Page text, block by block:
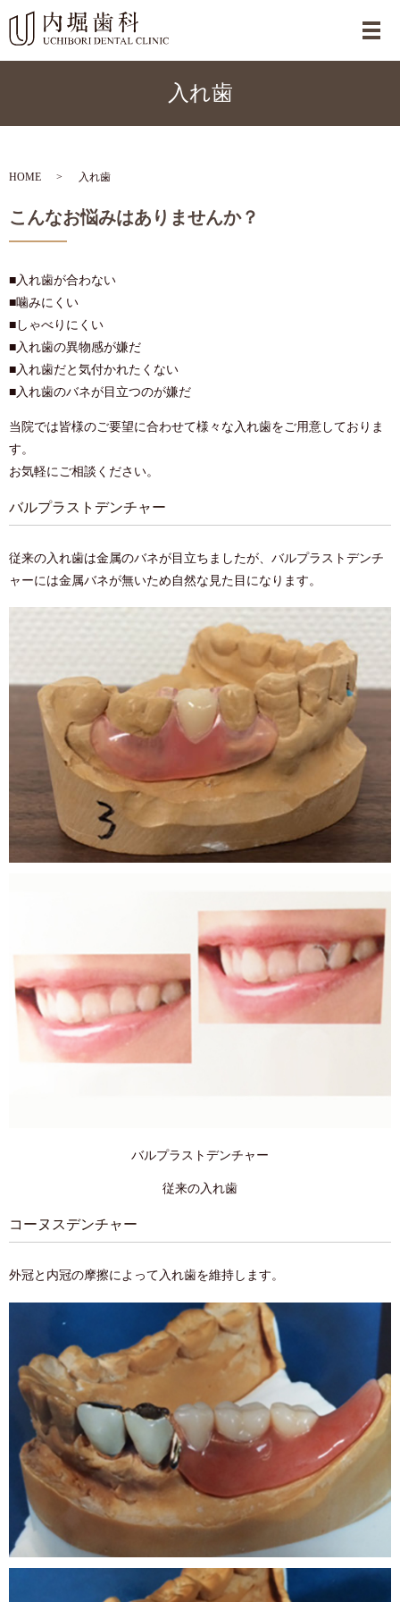
メ
入れ歯
HOME 入れ歯
こんなお悩みはありませんか？
■入れ歯が合わない
■噛みにくい
■しゃべりにくい
■入れ歯の異物感が嫌だ
■入れ歯だと気付かれたくない
■入れ歯のバネが目立つのが嫌だ
当院では皆様のご要望に合わせて様々な入れ歯をご用意しておりま
す。
お気軽にご相談ください。
バルプラストデンチャー
従来の入れ歯は金属のバネが目立ちましたが、 バルプラストデンチ
ャーには金属バネが無いため自然な見た目になります。
バルプラストデンチャー
従来の入れ歯
コーヌスデンチャー
外冠と内冠の摩擦によって入れ歯を維持します。